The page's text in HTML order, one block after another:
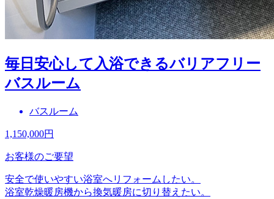
毎日安心して入浴できるバリアフリー
バスルーム
バスルーム
1,150,000円
お客様のご要望
安全で使いやすい浴室へリフォームしたい。
浴室乾燥暖房機から換気暖房に切り替えたい。